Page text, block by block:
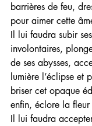
barrières de feu,
pour aimer cette
Il lui faudra subir
involontaires,
de ses abysses,
lumière l’éclipse et
briser cet opaque
enfin, éclore la
Il lui faudra